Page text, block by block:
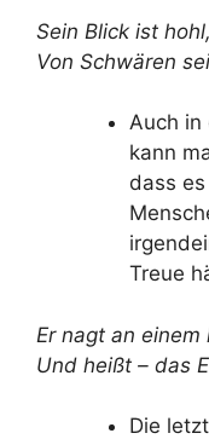
Sein Blick ist
Von Schwären
Auch in
kann
dass
Treue
Er nagt an einem
Und heißt – das
Die